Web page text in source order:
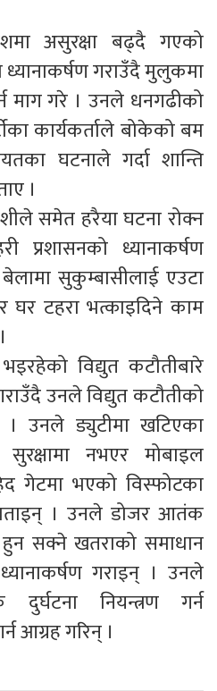
असुरक्षा बढ्दै गएको
गराउँदै मुलुकमा
माग गरे । उनले धनगढीको
कार्यकर्ताले बोकेको बम
घटनाले गर्दा शान्ति
।
समेत हरैया घटना रोक्न
प्रशासनको ध्यानाकर्षण
सुकुम्बासीलाई एउटा
टहरा भत्काइदिने काम
विद्युत कटौतीबारे
उनले विद्युत कटौतीको
उनले ड्युटीमा खटिएका
सुरक्षामा नभएर मोबाइल
गेटमा भएको विस्फोटका
। उनले डोजर आतंक
हुन सक्ने खतराको समाधान
गराइन् । उनले
नियन्त्रण गर्न
आग्रह गरिन् ।